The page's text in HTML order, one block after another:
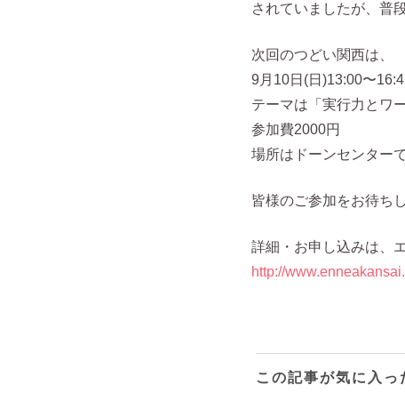
されていましたが、普
次回のつどい関西は、
9月10日(日)13:00〜
テーマは「実行力とワ
参加費2000円
場所はドーンセンターで
皆様のご参加をお待ち
詳細・お申し込みは、
http://
この記事が気に入